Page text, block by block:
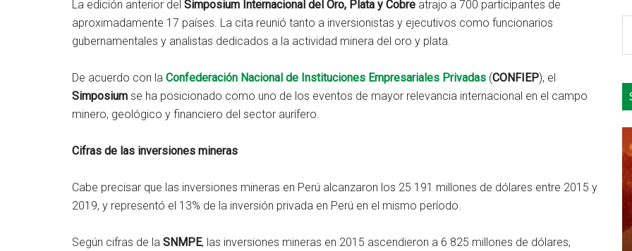
La edición anterior del Simposium Internacional del Oro, Plata y Cobre atrajo a 700 participantes de
aproximadamente 17 países. La cita reunió tanto a inversionistas y ejecutivos como funcionarios
gubernamentales y analistas dedicados a la actividad minera del oro y plata.
De acuerdo con la Confederación Nacional de Instituciones Empresariales Privadas (CONFIEP), el
Simposium se ha posicionado como uno de los eventos de mayor relevancia internacional en el campo
minero, geológico y financiero del sector aurífero.
Cifras de las inversiones mineras
Cabe precisar que las inversiones mineras en Perú alcanzaron los 25 191 millones de dólares entre 2015 y
2019, y representó el 13% de la inversión privada en Perú en el mismo período.
Según cifras de la SNMPE, las inversiones mineras en 2015 ascendieron a 6 825 millones de dólares,